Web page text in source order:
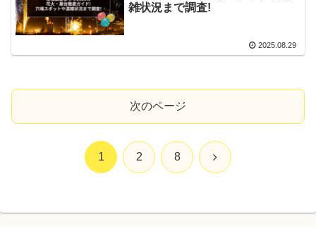
雑状況まで調査!
2025.08.29
次のページ
1 2 8 次